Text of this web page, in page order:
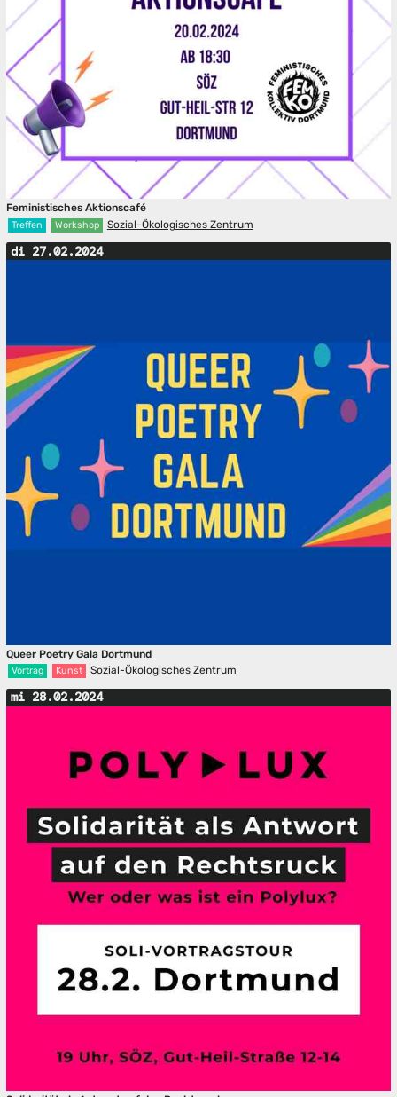
Feministisches Aktionscafé
Treffen Workshop Sozial-Ökologisches Zentrum
di 27.02.2024
Queer Poetry Gala Dortmund
Vortrag Kunst Sozial-Ökologisches Zentrum
mi 28.02.2024